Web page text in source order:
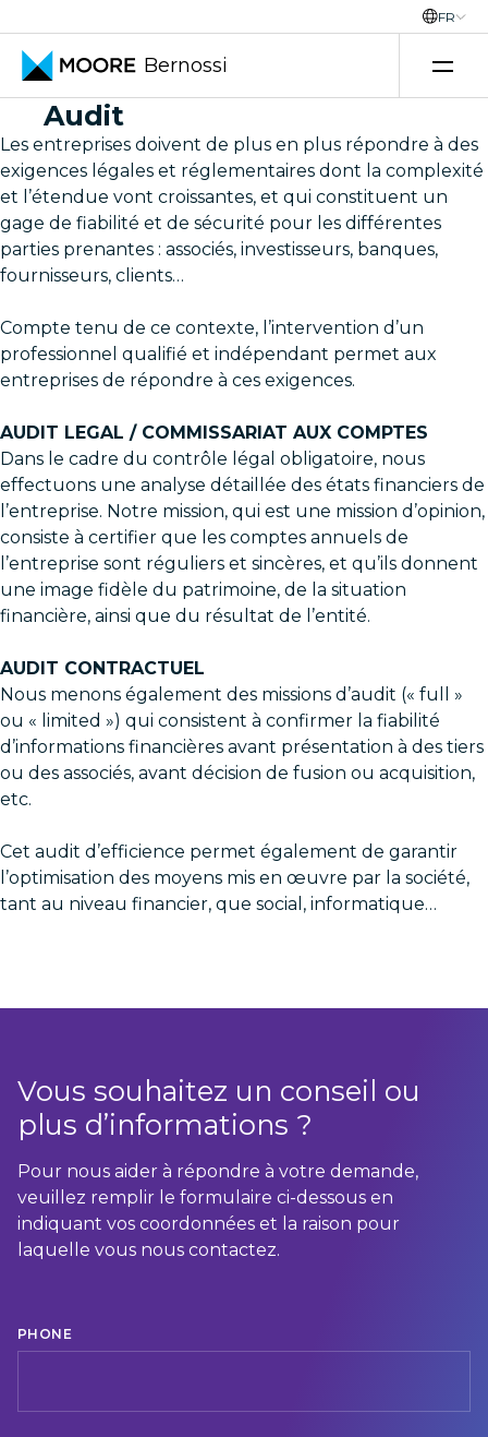
Skip to content
FR
Bernossi
Audit
Les entreprises doivent de plus en plus répondre à des
exigences légales et réglementaires dont la complexité
et l’étendue vont croissantes, et qui constituent un
gage de fiabilité et de sécurité pour les différentes
parties prenantes : associés, investisseurs, banques,
fournisseurs, clients…
Compte tenu de ce contexte, l’intervention d’un
professionnel qualifié et indépendant permet aux
entreprises de répondre à ces exigences.
AUDIT LEGAL / COMMISSARIAT AUX COMPTES
Dans le cadre du contrôle légal obligatoire, nous
effectuons une analyse détaillée des états financiers de
l’entreprise. Notre mission, qui est une mission d’opinion,
consiste à certifier que les comptes annuels de
l’entreprise sont réguliers et sincères, et qu’ils donnent
une image fidèle du patrimoine, de la situation
financière, ainsi que du résultat de l’entité.
AUDIT CONTRACTUEL
Nous menons également des missions d’audit (« full »
ou « limited ») qui consistent à confirmer la fiabilité
d’informations financières avant présentation à des tiers
ou des associés, avant décision de fusion ou acquisition,
etc.
Cet audit d’efficience permet également de garantir
l’optimisation des moyens mis en œuvre par la société,
tant au niveau financier, que social, informatique…
Vous souhaitez un conseil ou
plus d’informations ?
Pour nous aider à répondre à votre demande,
veuillez remplir le formulaire ci-dessous en
indiquant vos coordonnées et la raison pour
laquelle vous nous contactez.
PHONE